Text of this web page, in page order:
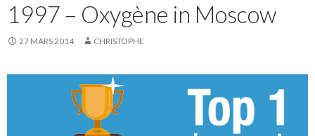
1997 – Oxygène in Moscow
27 MARS 2014 CHRISTOPHE